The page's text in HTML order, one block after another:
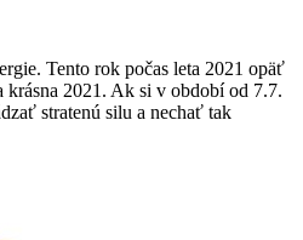
Tento rok počas leta 2021 opäť
krásna 2021. Ak si v období od 7.7.
stratenú silu a nechať tak